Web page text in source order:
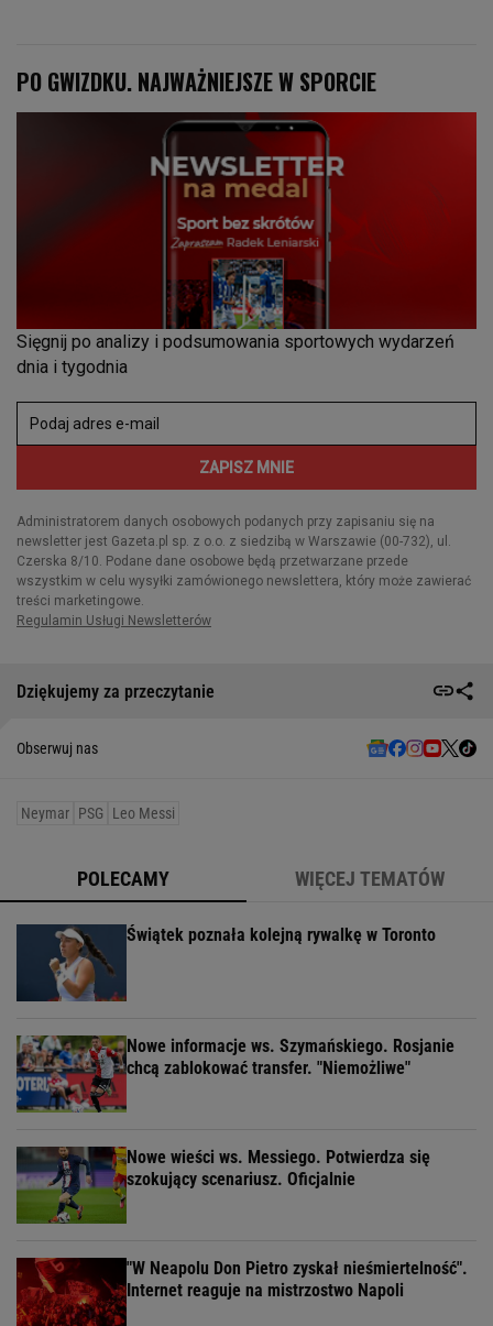
Dziękujemy za przeczytanie
Obserwuj nas
Neymar PSG Leo Messi
POLECAMY WIĘCEJ TEMATÓW
Świątek poznała kolejną rywalkę w Toronto
Nowe informacje ws. Szymańskiego. Rosjanie
chcą zablokować transfer. "Niemożliwe"
Nowe wieści ws. Messiego. Potwierdza się
szokujący scenariusz. Oficjalnie
"W Neapolu Don Pietro zyskał nieśmiertelność".
Internet reaguje na mistrzostwo Napoli